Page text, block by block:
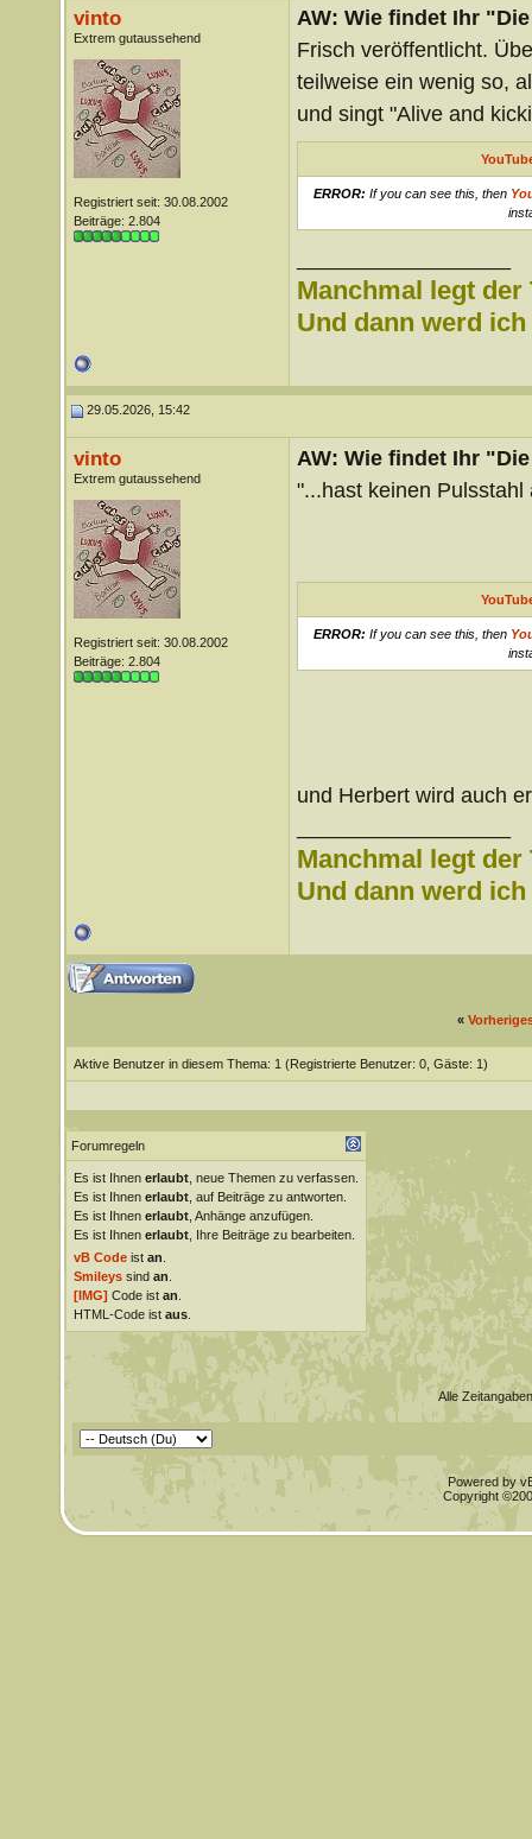
vinto
Extrem gutaussehend
Registriert seit: 30.08.2002
Beiträge: 2.804
AW: Wie findet Ihr
Frisch veröffentlicht.
teilweise ein wenig so,
und singt "Alive and
ERROR: If you can see this, then
Manchmal legt
Und dann werd
29.05.2026, 15:42
vinto
Extrem gutaussehend
Registriert seit: 30.08.2002
Beiträge: 2.804
AW: Wie findet Ihr
"...hast keinen Pulsstahl
ERROR: If you can see this, then
und Herbert wird auch
Manchmal legt
Und dann werd
«
Aktive Benutzer in diesem Thema: 1 (Registrierte Benutzer: 0, Gäste: 1)
Forumregeln
Es ist Ihnen erlaubt, neue Themen zu verfassen.
Es ist Ihnen erlaubt, auf Beiträge zu antworten.
Es ist Ihnen erlaubt, Anhänge anzufügen.
Es ist Ihnen erlaubt, Ihre Beiträge zu bearbeiten.
vB Codeist an
Smileyssind an
[IMG] Code ist an
HTML-Code ist aus.
Alle
Powered by
Copyright